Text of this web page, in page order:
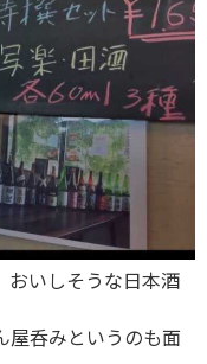
おいしそうな日本酒
屋呑みというのも面